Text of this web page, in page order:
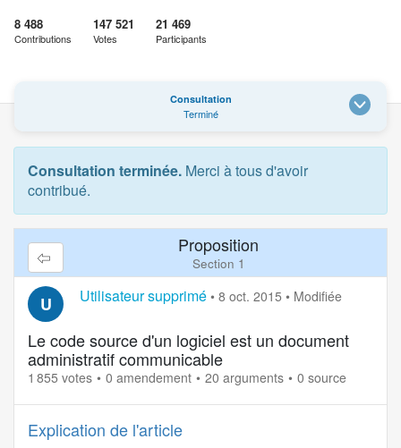
8 488
Contributions
147 521
Votes
21 469
Participants
Consultation
Terminé
Consultation terminée. Merci à tous d'avoir
contribué.
Proposition
Section 1
U Utilisateur supprimé • 8 oct. 2015 • Modifiée
Le code source d'un logiciel est un document
administratif communicable
1 855 votes 0 amendement 20 arguments 0 source
Explication de l'article